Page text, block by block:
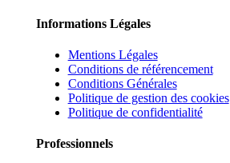
Informations Légales
Mentions Légales
Conditions de référencement
Conditions Générales
Politique de gestion des cookies
Politique de confidentialité
Professionnels